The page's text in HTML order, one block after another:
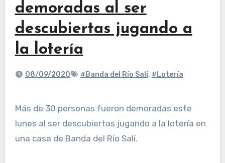
demoradas al ser
descubiertas jugando a
la lotería
08/09/2020 #Banda del Río Salí, #Lotería
Más de 30 personas fueron demoradas este
lunes al ser descubiertas jugando a la lotería en
una casa de Banda del Río Salí.